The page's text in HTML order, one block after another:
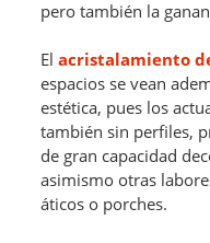
pero también la
Elacristalamiento
espacios se vean
estética, pues los
también sin perfiles,
de gran capacidad
asimismo otras
áticos o porches.